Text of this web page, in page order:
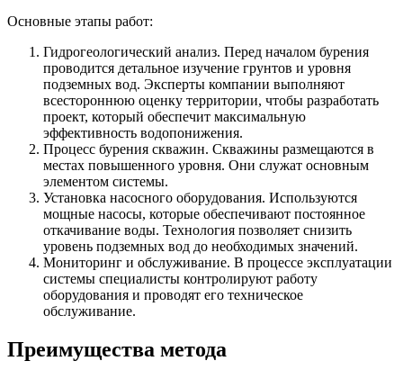
Основные этапы работ:
Гидрогеологический анализ. Перед началом бурения
проводится детальное изучение грунтов и уровня
подземных вод. Эксперты компании выполняют
всестороннюю оценку территории, чтобы разработать
проект, который обеспечит максимальную
эффективность водопонижения.
Процесс бурения скважин. Скважины размещаются в
местах повышенного уровня. Они служат основным
элементом системы.
Установка насосного оборудования. Используются
мощные насосы, которые обеспечивают постоянное
откачивание воды. Технология позволяет снизить
уровень подземных вод до необходимых значений.
Мониторинг и обслуживание. В процессе эксплуатации
системы специалисты контролируют работу
оборудования и проводят его техническое
обслуживание.
Преимущества метода